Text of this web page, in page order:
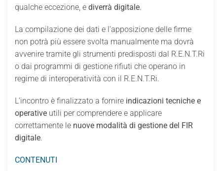
qualche eccezione, e diverrà digitale.
La compilazione dei dati e l’apposizione delle firme
non potrà più essere svolta manualmente ma dovrà
avvenire tramite gli strumenti predisposti dal R.E.N.T.Ri
o dai programmi di gestione rifiuti che operano in
regime di interoperatività con il R.E.N.T.Ri.
L’incontro è finalizzato a fornire indicazioni tecniche e
operative utili per comprendere e applicare
correttamente le nuove modalità di gestione del FIR
digitale.
CONTENUTI